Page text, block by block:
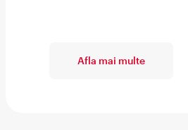
Afla mai multe